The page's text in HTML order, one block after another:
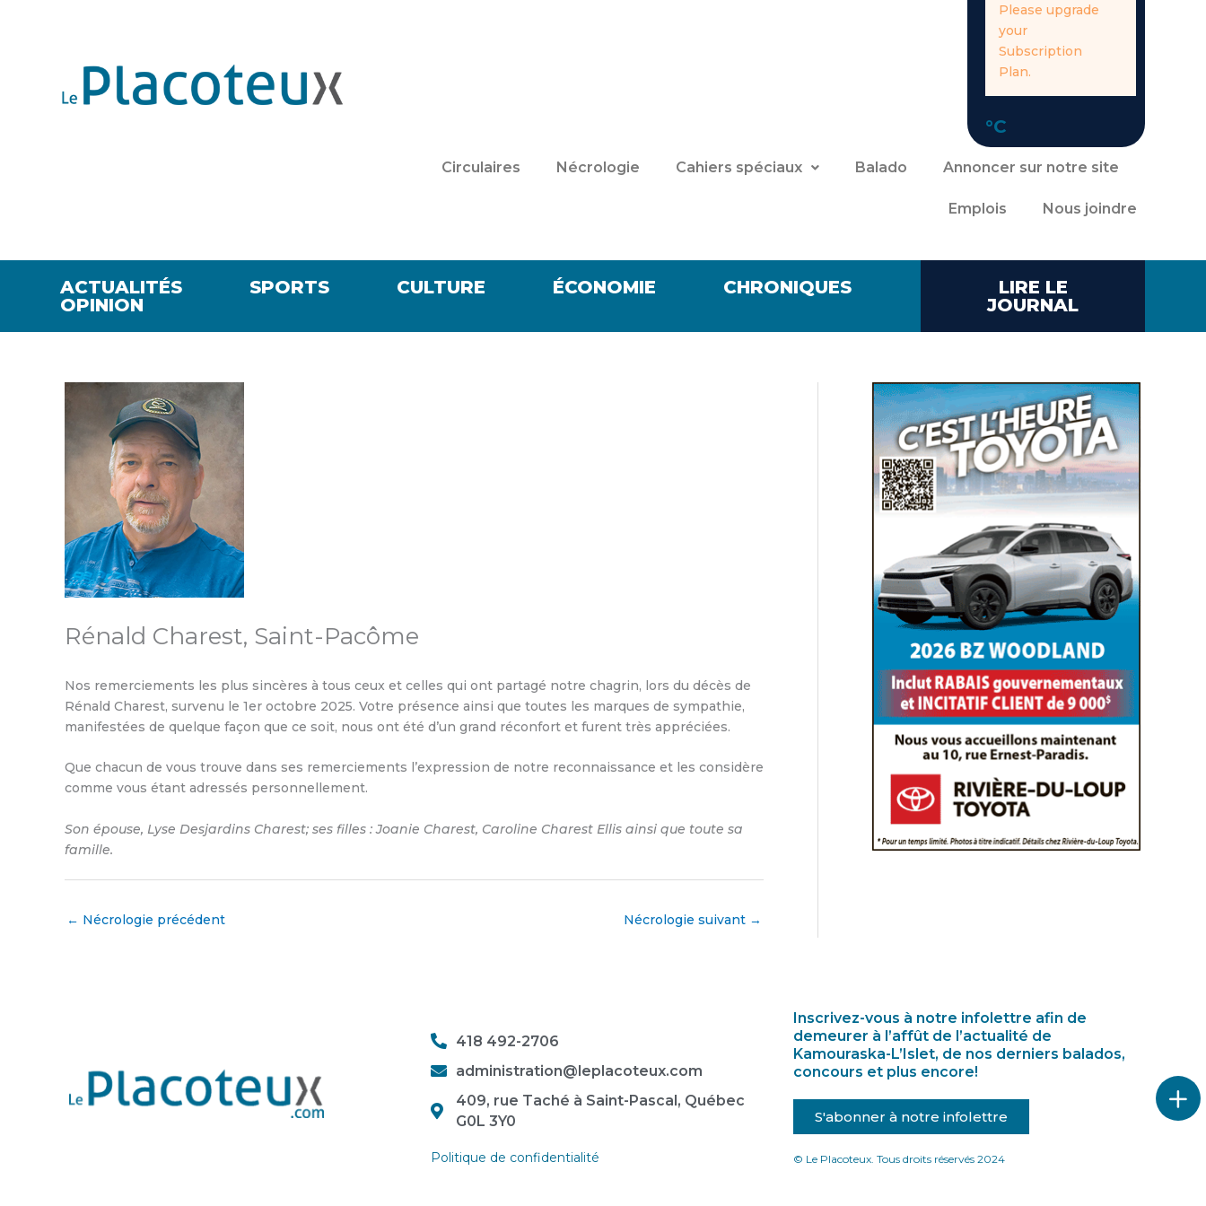
Please upgrade
your
Subscription
Plan.
°C
Circulaires Nécrologie Cahiers spéciaux Balado Annoncer sur notre site
Emplois Nous joindre
ACTUALITÉS SPORTS CULTURE ÉCONOMIE
CHRONIQUES
OPINION
LIRE LE
JOURNAL
Rénald Charest, Saint-Pacôme
Nos remerciements les plus sincères à tous ceux et celles qui ont partagé notre chagrin, lors du décès de
Rénald Charest, survenu le 1er octobre 2025. Votre présence ainsi que toutes les marques de sympathie,
manifestées de quelque façon que ce soit, nous ont été d’un grand réconfort et furent très appréciées.
Que chacun de vous trouve dans ses remerciements l’expression de notre reconnaissance et les considère
comme vous étant adressés personnellement.
Son épouse, Lyse Desjardins Charest; ses filles : Joanie Charest, Caroline Charest Ellis ainsi que toute sa
famille.
← Nécrologie précédent Nécrologie suivant →
418 492-2706
administration@leplacoteux.com
409, rue Taché à Saint-Pascal, Québec
G0L 3Y0
Politique de confidentialité
Inscrivez-vous à notre infolettre afin de
demeurer à l’affût de l’actualité de
Kamouraska-L’Islet, de nos derniers balados,
concours et plus encore!
S'abonner à notre infolettre
© Le Placoteux. Tous droits réservés 2024